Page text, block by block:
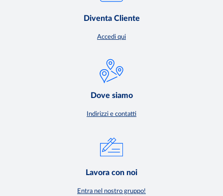
Diventa Cliente
Accedi qui
Dove siamo
Indirizzi e contatti
Lavora con noi
Entra nel nostro gruppo!